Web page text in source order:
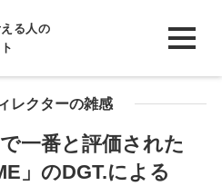
る人の
レクターの雑感
一番と評価された
」のDGT.による